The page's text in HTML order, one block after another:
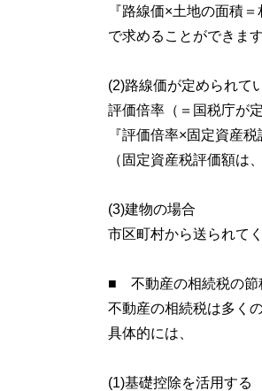
『路線価×土地の面積＝
で求めることができます
(2)路線価が定められて
評価倍率（＝国税庁が
『評価倍率×固定資産
（固定資産税評価額は
(3)建物の場合
市区町村から送られて
■ 不動産の相続税の節
不動産の相続税は多く
具体的には、
(1)基礎控除を活用する